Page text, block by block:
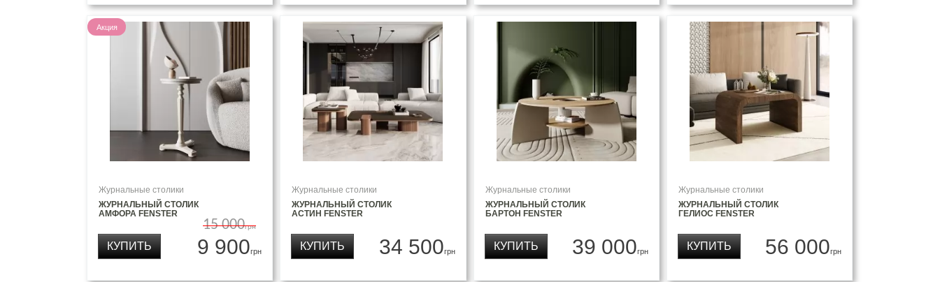
Акция
Журнальные столики
ЖУРНАЛЬНЫЙ СТОЛИК
АМФОРА FENSTER
15 000грн
9 900грн
КУПИТЬ
Журнальные столики
ЖУРНАЛЬНЫЙ СТОЛИК
АСТИН FENSTER
34 500грн
КУПИТЬ
Журнальные столики
ЖУРНАЛЬНЫЙ СТОЛИК
БАРТОН FENSTER
39 000грн
КУПИТЬ
Журнальные столики
ЖУРНАЛЬНЫЙ СТОЛИК
ГЕЛИОС FENSTER
56 000грн
КУПИТЬ